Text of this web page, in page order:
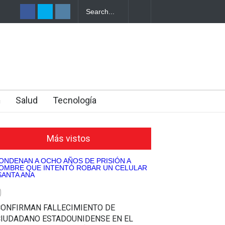
ACUSA A MUJER DE PLANEAR EL
JOVEN PARA APODERARSE DE SU
Salud Tecnología
Más vistos
FALLECIMIENTO DE
ESTADOUNIDENSE EN EL